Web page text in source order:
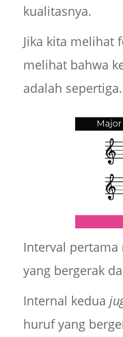
kualitasnya.
Jika kita melihat
melihat bahwa
adalah sepertiga.
Interval
yang bergerak
Internal kedua
huruf yang